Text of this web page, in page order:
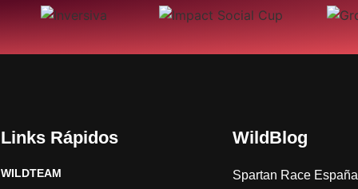
Links Rápidos
WILDTEAM
WildBlog
Spartan Race España